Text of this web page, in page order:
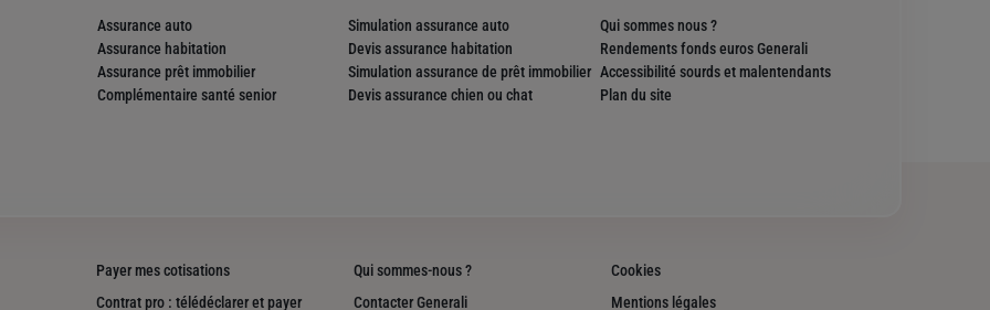
Assurance auto
Assurance habitation
Assurance prêt immobilier
Complémentaire santé senior
Simulation assurance auto
Devis assurance habitation
Simulation assurance de prêt immobilier
Devis assurance chien ou chat
Qui sommes nous ?
Rendements fonds euros Generali
Accessibilité sourds et malentendants
Plan du site
Payer mes cotisations
Contrat pro : télédéclarer et payer
Qui sommes-nous ?
Contacter Generali
Cookies
Mentions légales